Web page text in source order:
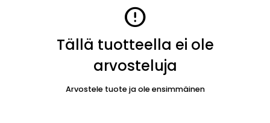
error
Tällä tuotteella ei ole
arvosteluja
Arvostele tuote ja ole ensimmäinen